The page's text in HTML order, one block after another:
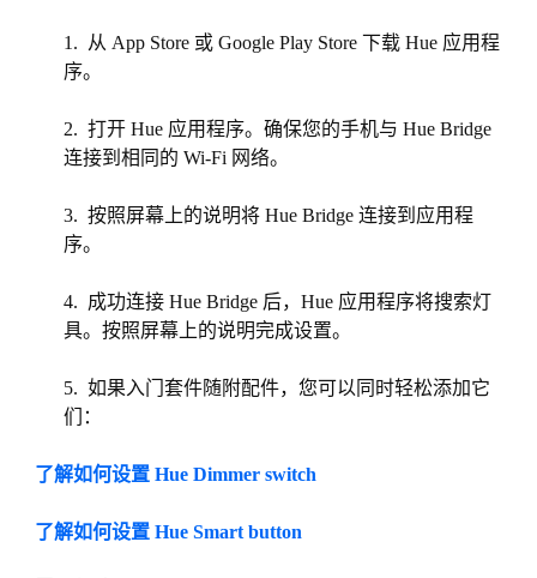
从 App Store 或 Google Play Store 下载 Hue 应用程
序。
打开 Hue 应用程序。确保您的手机与 Hue Bridge
连接到相同的 Wi-Fi 网络。
按照屏幕上的说明将 Hue Bridge 连接到应用程
序。
成功连接 Hue Bridge 后，Hue 应用程序将搜索灯
具。按照屏幕上的说明完成设置。
如果入门套件随附配件，您可以同时轻松添加它
们：
了解如何设置 Hue Dimmer switch
了解如何设置 Hue Smart button